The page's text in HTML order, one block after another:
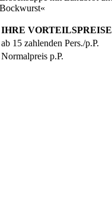
Bockwurst«
IHRE VORTEILSPREISE
ab 15 zahlenden Pers./p.P.
Normalpreis p.P.